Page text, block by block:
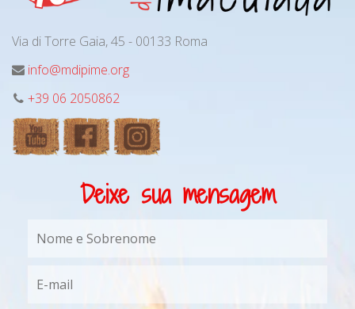
Via di Torre Gaia, 45 - 00133 Roma
info@mdipime.org
+39 06 2050862
Deixe sua mensagem